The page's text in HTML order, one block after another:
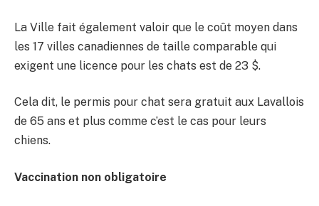
La Ville fait également valoir que le coût moyen dans
les 17 villes canadiennes de taille comparable qui
exigent une licence pour les chats est de 23 $.
Cela dit, le permis pour chat sera gratuit aux Lavallois
de 65 ans et plus comme c’est le cas pour leurs
chiens.
Vaccination non obligatoire